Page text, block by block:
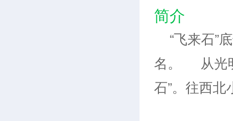
简介
“飞来石”
名。 从光
石”。往西
石”是一块